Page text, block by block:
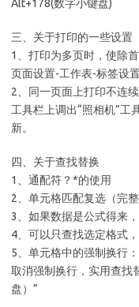
Alt+178(数字小键盘)
三、关于打印的一些设置
1、打印为多页时，使除
页面设置-工作表-标签设置
2、同一页面上打印不连
工具栏上调出“照相机”工
新。
四、关于查找替换
1、通配符？*的使用
2、单元格匹配复选（完整
3、如果数据是公式得来
4、可以只查找选定格式
5、单元格中的强制换行
取消强制换行，实用查找
盘）”